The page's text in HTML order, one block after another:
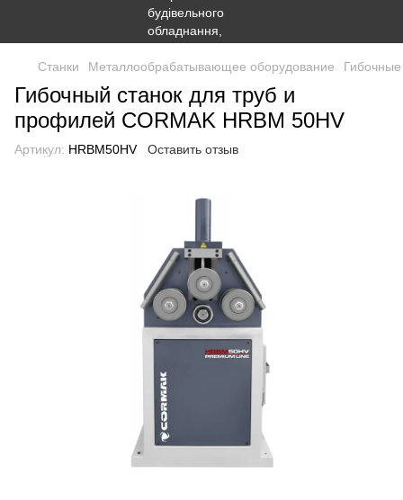
Станки Металлообрабатывающее оборудование Гибочные
Гибочный станок для труб и
профилей CORMAK HRBM 50HV
Артикул: HRBM50HV Оставить отзыв